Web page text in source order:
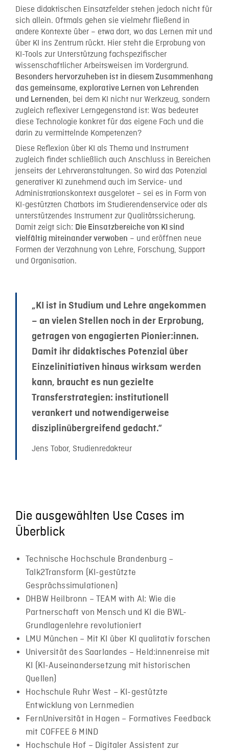
Diese didaktischen Einsatzfelder stehen jedoch nicht für
sich allein. Oftmals gehen sie vielmehr fließend in
andere Kontexte über – etwa dort, wo das Lernen mit und
über KI ins Zentrum rückt. Hier steht die Erprobung von
KI-Tools zur Unterstützung fachspezifischer
wissenschaftlicher Arbeitsweisen im Vordergrund.
Besonders hervorzuheben ist in diesem Zusammenhang
das gemeinsame, explorative Lernen von Lehrenden
und Lernenden, bei dem KI nicht nur Werkzeug, sondern
zugleich reflexiver Lerngegenstand ist: Was bedeutet
diese Technologie konkret für das eigene Fach und die
darin zu vermittelnde Kompetenzen?
Diese Reflexion über KI als Thema und Instrument
zugleich findet schließlich auch Anschluss in Bereichen
jenseits der Lehrveranstaltungen. So wird das Potenzial
generativer KI zunehmend auch im Service- und
Administrationskontext ausgelotet – sei es in Form von
KI-gestützten Chatbots im Studierendenservice oder als
unterstützendes Instrument zur Qualitätssicherung.
Damit zeigt sich: Die Einsatzbereiche von KI sind
vielfältig miteinander verwoben – und eröffnen neue
Formen der Verzahnung von Lehre, Forschung, Support
und Organisation.
„KI ist in Studium und Lehre angekommen
– an vielen Stellen noch in der Erprobung,
getragen von engagierten Pionier:innen.
Damit ihr didaktisches Potenzial über
Einzelinitiativen hinaus wirksam werden
kann, braucht es nun gezielte
Transferstrategien: institutionell
verankert und notwendigerweise
disziplinübergreifend gedacht.“
Jens Tobor, Studienredakteur
Die ausgewählten Use Cases im
Überblick
Technische Hochschule Brandenburg –
Talk2Transform (KI-gestützte
Gesprächssimulationen)
DHBW Heilbronn – TEAM with AI: Wie die
Partnerschaft von Mensch und KI die BWL-
Grundlagenlehre revolutioniert
LMU München – Mit KI über KI qualitativ forschen
Universität des Saarlandes – Held:innenreise mit
KI (KI-Auseinandersetzung mit historischen
Quellen)
Hochschule Ruhr West – KI-gestützte
Entwicklung von Lernmedien
FernUniversität in Hagen – Formatives Feedback
mit COFFEE & MIND
Hochschule Hof – Digitaler Assistent zur